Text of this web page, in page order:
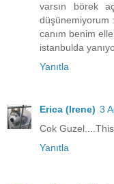
varsın börek
düşünemiyorum
canım benim
istanbulda
Yanıtla
Erica (Irene) 3
Cok
Yanıtla